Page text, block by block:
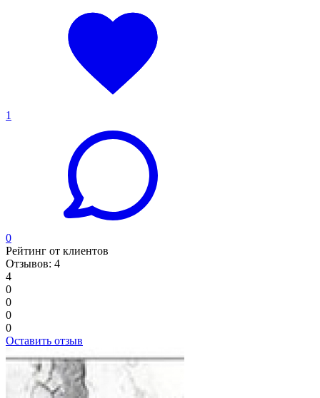
1
0
Рейтинг от клиентов
Отзывов: 4
4
0
0
0
0
Оставить отзыв